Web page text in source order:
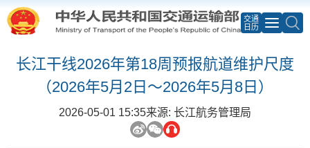
交通
日历
长江干线2026年第18周预报航道维护尺度
（2026年5月2日～2026年5月8日）
2026-05-01 15:35来源: 长江航务管理局